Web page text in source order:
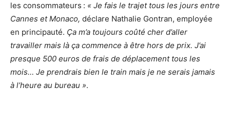
les consommateurs : « Je fais le trajet tous les jours entre
Cannes et Monaco, déclare Nathalie Gontran, employée
en principauté. Ça m’a toujours coûté cher d’aller
travailler mais là ça commence à être hors de prix. J’ai
presque 500 euros de frais de déplacement tous les
mois… Je prendrais bien le train mais je ne serais jamais
à l’heure au bureau ».